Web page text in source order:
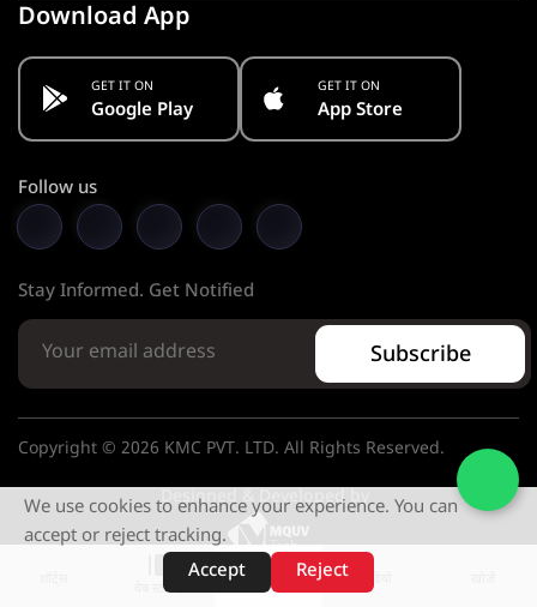
वेब स्टोरीज़
Download App
GET IT ON
Google Play
GET IT ON
App Store
Follow us
Stay Informed. Get Notified
Subscribe
Copyright © 2026 KMC PVT. LTD. All Rights Reserved.
Designed & Developed by
We use cookies to enhance your experience. You can
accept or reject tracking.
Accept
Reject